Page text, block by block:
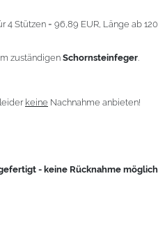
4 Stützen = 96,89 EUR, Länge ab
zuständigen Schornsteinfeger
keine Nachnahme anbieten!
- keine Rücknahme